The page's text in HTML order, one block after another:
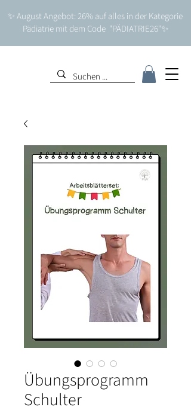
✨ August Angebot: 26% auf alles in der Kategorie
Pädiatrie mit dem Code "PÄDIATRIE26"✨
Übungsprogramm
Schulter